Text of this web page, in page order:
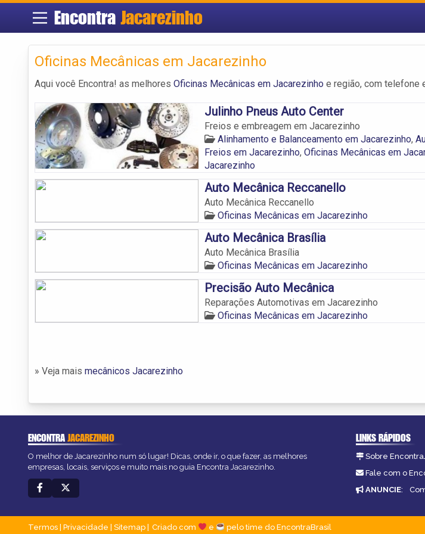
Encontra Jacarezinho
Oficinas Mecânicas em Jacarezinho
Aqui você Encontra! as melhores Oficinas Mecânicas em Jacarezinho e região, com telefone
Julinho Pneus Auto Center
Freios e embreagem em Jacarezinho
Alinhamento e Balanceamento em Jacarezinho,
Freios em Jacarezinho, Oficinas Mecânicas em
Jacarezinho
Auto Mecânica Reccanello
Auto Mecânica Reccanello
Oficinas Mecânicas em Jacarezinho
Auto Mecânica Brasília
Auto Mecânica Brasília
Oficinas Mecânicas em Jacarezinho
Precisão Auto Mecânica
Reparações Automotivas em Jacarezinho
Oficinas Mecânicas em Jacarezinho
» Veja mais mecânicos Jacarezinho
ENCONTRAJACAREZINHO
O melhor de Jacarezinho num só lugar! Dicas, onde ir, o que fazer, as melhores
empresas, locais, serviços e muito mais no guia Encontra Jacarezinho.
LINKS RÁPIDOS
Sobre
Fale com o
ANUNCIE:
Termos | Privacidade | Sitemap Criado com e pelo time do EncontraBrasil